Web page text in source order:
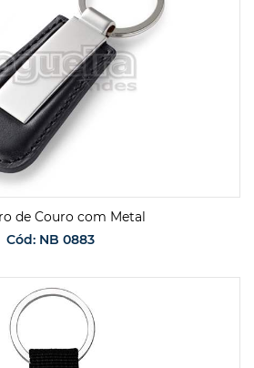
de Couro com Metal
Cód: NB 0883
ORÇAMENTO